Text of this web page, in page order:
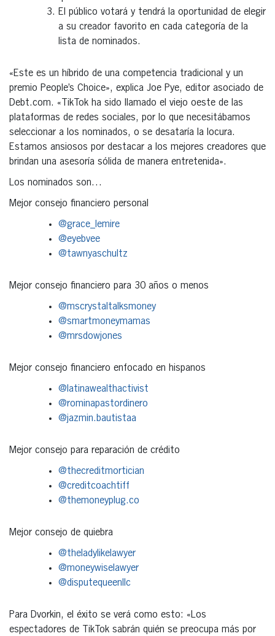
El público votará y tendrá la oportunidad de elegir
a su creador favorito en cada categoría de la
lista de nominados.
«Este es un híbrido de una competencia tradicional y un
premio People’s Choice», explica Joe Pye, editor asociado de
Debt.com. «TikTok ha sido llamado el viejo oeste de las
plataformas de redes sociales, por lo que necesitábamos
seleccionar a los nominados, o se desataría la locura.
Estamos ansiosos por destacar a los mejores creadores que
brindan una asesoría sólida de manera entretenida».
Los nominados son…
Mejor consejo financiero personal
@grace_lemire
@eyebvee
@tawnyaschultz
Mejor consejo financiero para 30 años o menos
@mscrystaltalksmoney
@smartmoneymamas
@mrsdowjones
Mejor consejo financiero enfocado en hispanos
@latinawealthactivist
@rominapastordinero
@jazmin.bautistaa
Mejor consejo para reparación de crédito
@thecreditmortician
@creditcoachtiff
@themoneyplug.co
Mejor consejo de quiebra
@theladylikelawyer
@moneywiselawyer
@disputequeenllc
Para Dvorkin, el éxito se verá como esto: «Los
espectadores de TikTok sabrán quién se preocupa más por